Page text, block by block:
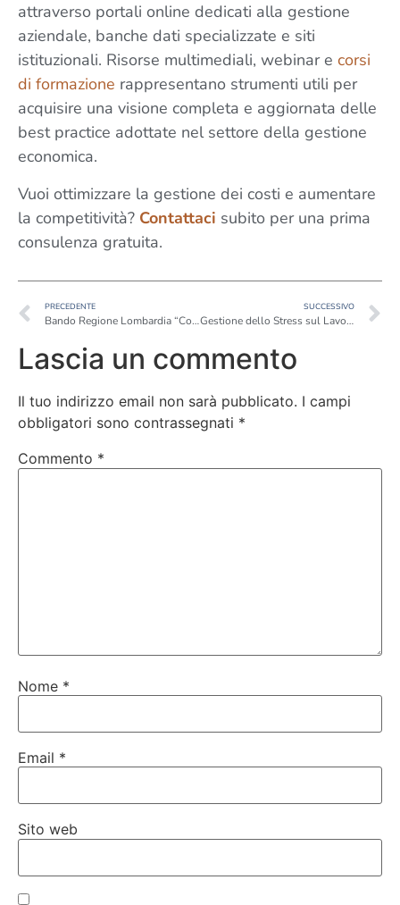
attraverso portali online dedicati alla gestione
aziendale, banche dati specializzate e siti
istituzionali. Risorse multimediali, webinar e corsi
di formazione rappresentano strumenti utili per
acquisire una visione completa e aggiornata delle
best practice adottate nel settore della gestione
economica.
Vuoi ottimizzare la gestione dei costi e aumentare
la competitività? Contattaci subito per una prima
consulenza gratuita.
PRECEDENTE
Bando Regione Lombardia “Competenze & Innovazione”: Opportunità di Finanziamento per PMI su Consulenza e Formazione
SUCCESSIVO
Gestione dello Stress sul Lavoro: Strategie per il Benessere e la Performance
Lascia un commento
Il tuo indirizzo email non sarà pubblicato. I campi
obbligatori sono contrassegnati *
Commento *
Nome *
Email *
Sito web